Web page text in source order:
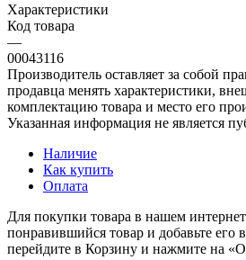
Характеристики
Код товара
—
00043116
Производитель оставляет за собой
продавца менять характеристики,
комплектацию товара и место его
Указанная информация не является
Наличие
Как купить
Оплата
Для покупки товара в нашем
понравившийся товар и добавьте его
перейдите в Корзину и нажмите на